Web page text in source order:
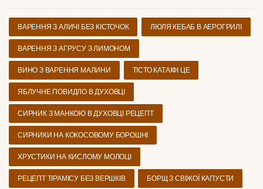
ВАРЕННЯ З АЛИЧІ БЕЗ КІСТОЧОК ЛЮЛЯ КЕБАБ В АЕРОГРИЛІ
ВАРЕННЯ З АГРУСУ З ЛИМОНОМ
ВИНО З ВАРЕННЯ МАЛИНИ ТІСТО КАТАІФІ ЦЕ
ЯБЛУЧНЕ ПОВИДЛО В ДУХОВЦІ
СИРНИК З МАНКОЮ В ДУХОВЦІ РЕЦЕПТ
СИРНИКИ НА КОКОСОВОМУ БОРОШНІ
ХРУСТИКИ НА КИСЛОМУ МОЛОЦІ
РЕЦЕПТ ТІРАМІСУ БЕЗ ВЕРШКІВ БОРЩ З СВІЖОЇ КАПУСТИ